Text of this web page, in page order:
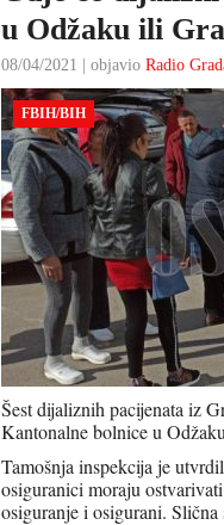
u Odžaku ili
08/04/2021 | objavio Radio
FBIH/BIH
Šest dijaliznih pacijenata iz
Kantonalne bolnice u
Tamošnja inspekcija je
osiguranici moraju
osiguranje i osigurani.